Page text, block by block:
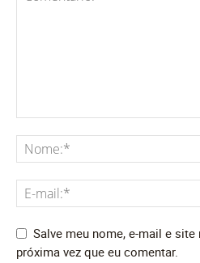
Salve meu nome, e-mail e site
próxima vez que eu comentar.